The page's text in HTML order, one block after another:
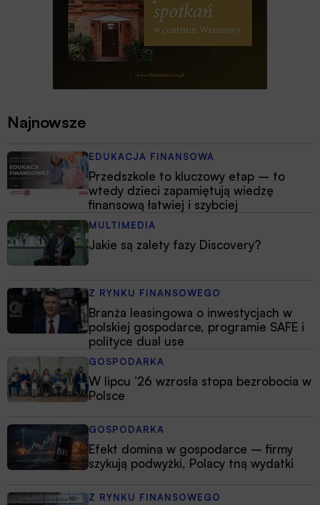
Najnowsze
EDUKACJA FINANSOWA
Przedszkole to kluczowy etap – to
wtedy dzieci zapamiętują wiedzę
finansową łatwiej i szybciej
MULTIMEDIA
Jakie są zalety fazy Discovery?
Z RYNKU FINANSOWEGO
Branża leasingowa o inwestycjach w
polskiej gospodarce, programie SAFE i
polityce dual use
GOSPODARKA
W lipcu ’26 wzrosła stopa bezrobocia w
Polsce
GOSPODARKA
Efekt domina w gospodarce – firmy
szykują podwyżki, Polacy tną wydatki
Z RYNKU FINANSOWEGO